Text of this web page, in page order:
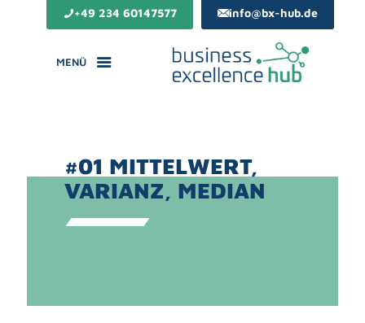
+49 234 60147577 info@bx-hub.de
MENÜ
#01 MITTELWERT,
VARIANZ, MEDIAN